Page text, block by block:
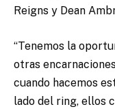
Reigns y Dean
“Tenemos la
otras
cuando hacemos
lado del ring, ellos